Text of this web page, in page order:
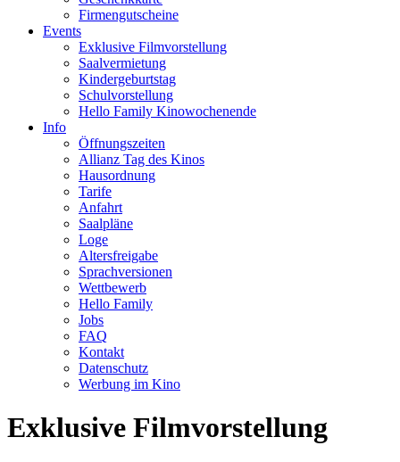
Firmengutscheine
Events
Exklusive Filmvorstellung
Saalvermietung
Kindergeburtstag
Schulvorstellung
Hello Family Kinowochenende
Info
Öffnungszeiten
Allianz Tag des Kinos
Hausordnung
Tarife
Anfahrt
Saalpläne
Loge
Altersfreigabe
Sprachversionen
Wettbewerb
Hello Family
Jobs
FAQ
Kontakt
Datenschutz
Werbung im Kino
Exklusive Filmvorstellung